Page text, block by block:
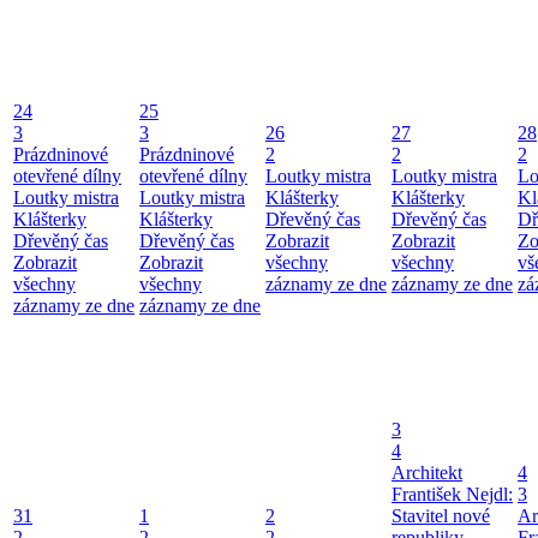
24
3
Prázdninové
otevřené dílny
Loutky mistra
Klášterky
Dřevěný čas
Zobrazit
všechny
záznamy ze dne
25
3
Prázdninové
otevřené dílny
Loutky mistra
Klášterky
Dřevěný čas
Zobrazit
všechny
záznamy ze dne
26
2
Loutky mistra
Klášterky
Dřevěný čas
Zobrazit
všechny
záznamy ze dne
27
2
Loutky mistra
Klášterky
Dřevěný čas
Zobrazit
všechny
záznamy ze dne
28
2
31
1
2
3
4
Architekt
František Nejdl:
Stavitel nové
4
3